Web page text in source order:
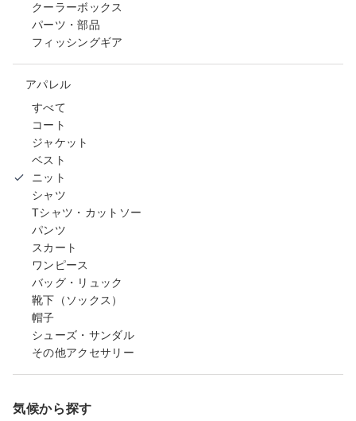
クーラーボックス
パーツ・部品
フィッシングギア
アパレル
すべて
コート
ジャケット
ベスト
ニット
シャツ
Tシャツ・カットソー
パンツ
スカート
ワンピース
バッグ・リュック
靴下（ソックス）
帽子
シューズ・サンダル
その他アクセサリー
気候から探す